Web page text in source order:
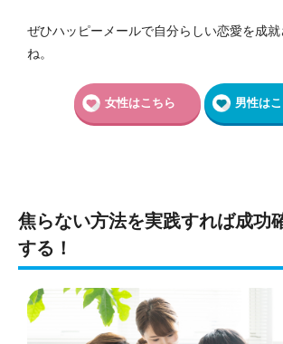
ぜひハッピーメールで自分らしい恋愛を成
ね。
女性はこちら 男性は
焦らない方法を実践すれば成功
する！